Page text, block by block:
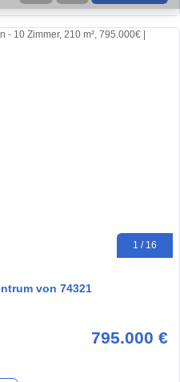
1 / 16
von 74321
795.000 €